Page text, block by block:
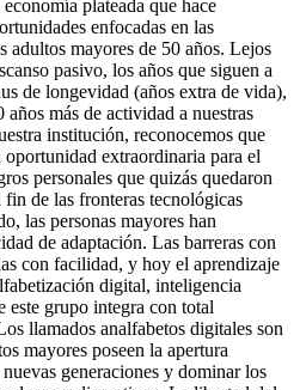
plateada que hace
enfocadas en las
adultos mayores de 50 años. Lejos
pasivo, los años que siguen a
de longevidad (años extra de vida),
más de actividad a nuestras
institución, reconocemos que
extraordinaria para el
personales que quizás quedaron
de las fronteras tecnológicas
las personas mayores han
de adaptación. Las barreras con
con facilidad, y hoy el aprendizaje
digital, inteligencia
este grupo integra con total
llamados analfabetos digitales son
mayores poseen la apertura
generaciones y dominar los